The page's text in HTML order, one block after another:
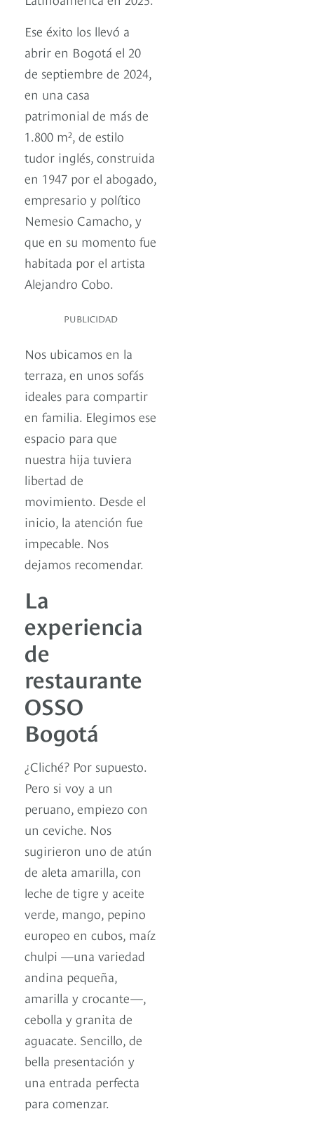
Ese éxito los llevó a
abrir en Bogotá el 20
de septiembre de 2024,
en una casa
patrimonial de más de
1.800 m², de estilo
tudor inglés, construida
en 1947 por el abogado,
empresario y político
Nemesio Camacho, y
que en su momento fue
habitada por el artista
Alejandro Cobo.
PUBLICIDAD
Nos ubicamos en la
terraza, en unos sofás
ideales para compartir
en familia. Elegimos ese
espacio para que
nuestra hija tuviera
libertad de
movimiento. Desde el
inicio, la atención fue
impecable. Nos
dejamos recomendar.
La
experiencia
de
restaurante
OSSO
Bogotá
¿Cliché? Por supuesto.
Pero si voy a un
peruano, empiezo con
un ceviche. Nos
sugirieron uno de atún
de aleta amarilla, con
leche de tigre y aceite
verde, mango, pepino
europeo en cubos, maíz
chulpi —una variedad
andina pequeña,
amarilla y crocante—,
cebolla y granita de
aguacate. Sencillo, de
bella presentación y
una entrada perfecta
para comenzar.